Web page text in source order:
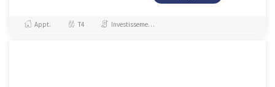
Appt. T4 Investissement et Défiscalisation